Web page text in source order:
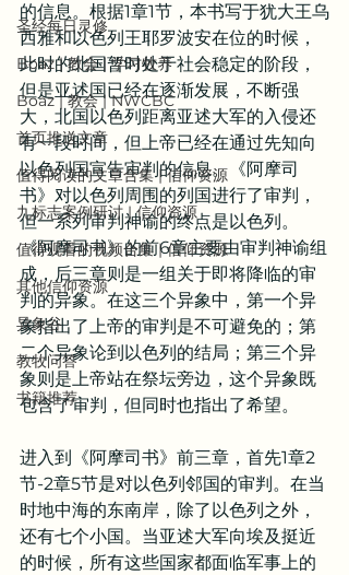
圣经每日灵修
Boaz | 教会 | 学习牧养
Boaz | 教会 | NWCBC
首页推送文章
值得阅读的文章合集 | 信仰资源
九标志案例研讨 | 信仰资源
值得观看的视频合集 | 信仰资源
其他信仰资源
异象谷
教牧问答
书籍推荐
的信息。根据1章1节，本书写于犹大王乌
西雅和以色列王耶罗波安在位的时候，
此时的北国暂时处于社会稳定的阶段，
但是亚述国已经在逐渐发展，不断强
大，北国以色列距离亚述大军的入侵还
有一段时间，但上帝已经在通过先知向
以色列国宣告审判的信息。《阿摩司
书》对以色列周围的列国进行了审判，
但一系列审判神谕的终点是以色列。
《阿摩司书》的前6章主要由审判神谕组
成，后三章则是一组关于即将降临的审
判的异象。在这三个异象中，第一个异
象指出了上帝的审判是不可避免的；第
二个异象论到以色列的结局；第三个异
象则是上帝站在祭坛旁边，这个异象既
包含了审判，但同时也指出了希望。
进入到《阿摩司书》前三章，首先1章2
节-2章5节是对以色列邻国的审判。在当
时地中海的东南岸，除了以色列之外，
还有七个小国。当亚述大军向埃及挺近
的时候，所有这些国家都面临军事上的